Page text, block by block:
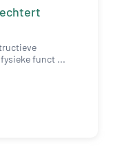
fysieke funct ...